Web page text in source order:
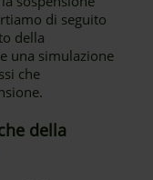
di seguito
della
una simulazione
che
della